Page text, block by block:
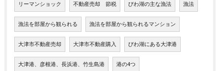
リーマンショック 不動産売却 節税 びわ湖の主な漁法 漁法
漁法を部屋から観られる 漁法を部屋から観られるマンション
大津市不動産売却 大津市不動産購入 びわ湖にある大津港
大津港、彦根港、長浜港、竹生島港 港の4つ